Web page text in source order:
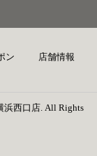
ン 店舗情報
浜西口店. All Rights